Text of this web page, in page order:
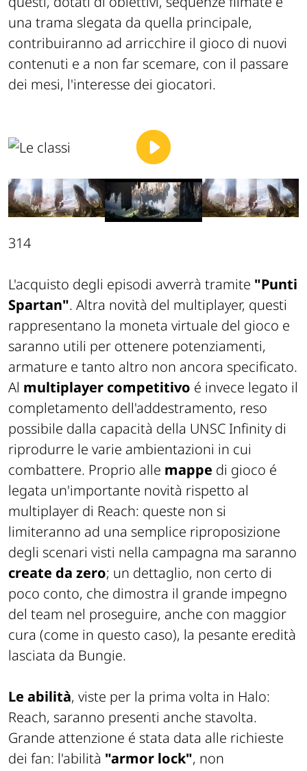
una trama slegata da quella principale,
contribuiranno ad arricchire il gioco di nuovi
contenuti e a non far scemare, con il passare
dei mesi, l'interesse dei giocatori.
314
L'acquisto degli episodi avverrà tramite "Punti
Spartan". Altra novità del multiplayer, questi
rappresentano la moneta virtuale del gioco e
saranno utili per ottenere potenziamenti,
armature e tanto altro non ancora specificato.
Al multiplayer competitivo é invece legato il
completamento dell'addestramento, reso
possibile dalla capacità della UNSC Infinity di
riprodurre le varie ambientazioni in cui
combattere. Proprio alle mappe di gioco é
legata un'importante novità rispetto al
multiplayer di Reach: queste non si
limiteranno ad una semplice riproposizione
degli scenari visti nella campagna ma saranno
create da zero; un dettaglio, non certo di
poco conto, che dimostra il grande impegno
del team nel proseguire, anche con maggior
cura (come in questo caso), la pesante eredità
lasciata da Bungie.
Le abilità, viste per la prima volta in Halo:
Reach, saranno presenti anche stavolta.
Grande attenzione é stata data alle richieste
dei fan: l'abilità "armor lock", non